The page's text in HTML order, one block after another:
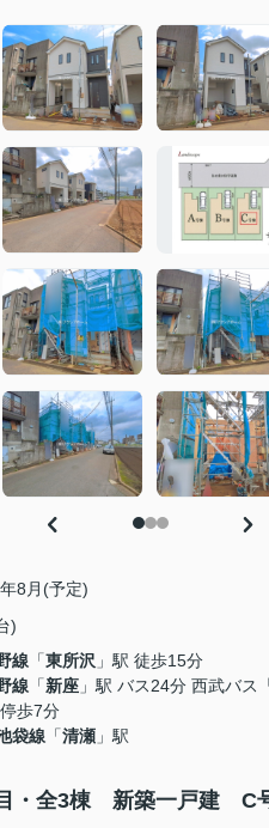
8月(予定)
)
線 「東所沢 」駅 徒歩15分
線 「新座 」駅 バス24分 西武バス
歩7分
袋線 「清瀬 」駅
・全3棟 新築一戸建 C